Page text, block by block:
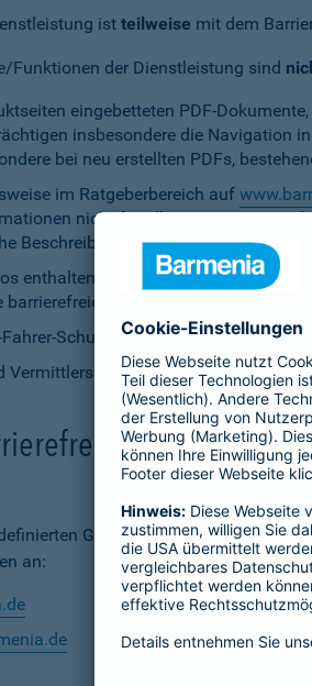
ist teilweise mit dem
Funktionen der Dienstleistung sind
eingebetteten PDF-
insbesondere die Navigation
bei neu erstellten PDFs,
im Ratgeberbereich auf
nicht für alle Nutzerinnen
Beschreibungen zur Verfügung zu
enthalten aktuell weder Untertitel
Elemente bereitzustellen.
Schutz kann die Anpassung
Vermittlersuche auf barmenia.de ist
auf den
Geltungsbereich streben wir
an: